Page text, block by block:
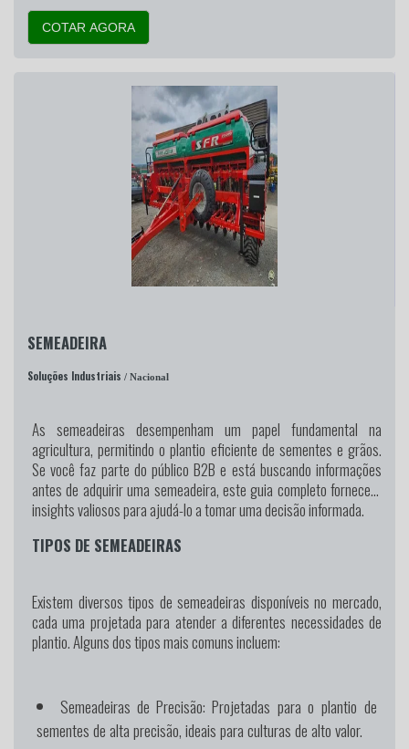
COTAR AGORA
SEMEADEIRA
Soluções Industriais / Nacional
As semeadeiras desempenham um papel fundamental na
agricultura, permitindo o plantio eficiente de sementes e grãos.
Se você faz parte do público B2B e está buscando informações
antes de adquirir uma semeadeira, este guia completo fornecerá
insights valiosos para ajudá-lo a tomar uma decisão informada.
TIPOS DE SEMEADEIRAS
Existem diversos tipos de semeadeiras disponíveis no mercado,
cada uma projetada para atender a diferentes necessidades de
plantio. Alguns dos tipos mais comuns incluem:
Semeadeiras de Precisão: Projetadas para o plantio de
sementes de alta precisão, ideais para culturas de alto valor.